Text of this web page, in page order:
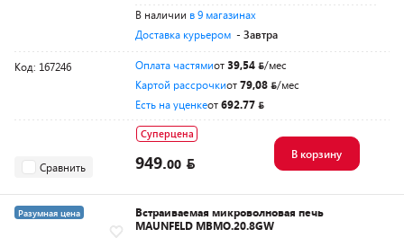
В наличии в 9 магазинах
Доставка курьером - Завтра
Код: 167246 Оплата частямиот39,54
/мес
Картой рассрочкиот79,08
/мес
Есть на уценкеот692.77
Сравнить
Суперцена
949.00
В корзину
Разумная цена
Встраиваемая микроволновая печь
MAUNFELD MBMO.20.8GW